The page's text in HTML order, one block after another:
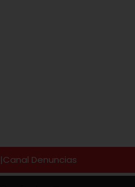
|Canal Denuncias